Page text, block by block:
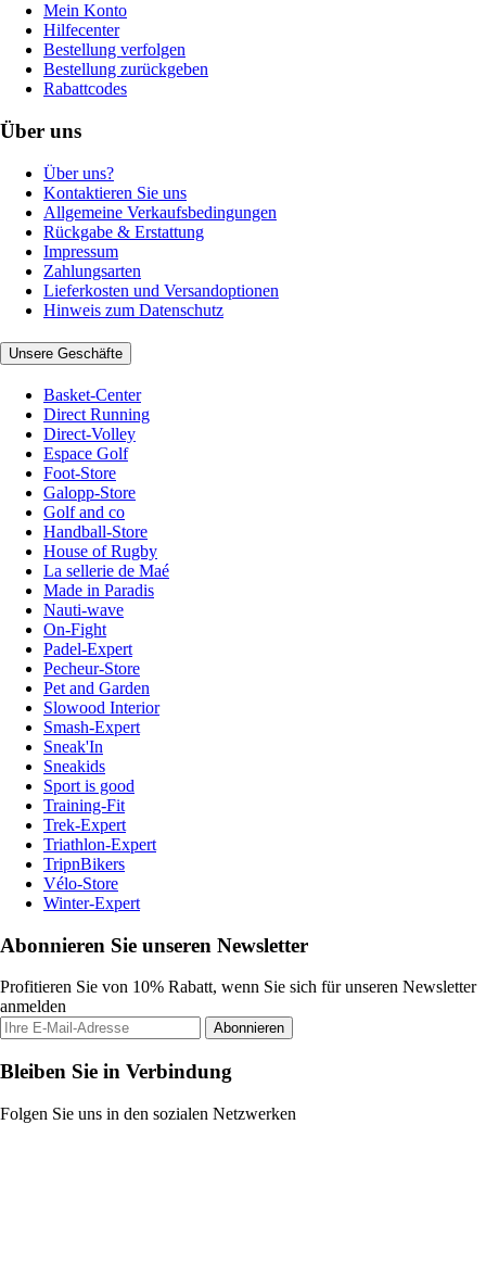
Mein Konto
Hilfecenter
Bestellung verfolgen
Bestellung zurückgeben
Rabattcodes
Über uns
Über uns?
Kontaktieren Sie uns
Allgemeine Verkaufsbedingungen
Rückgabe & Erstattung
Impressum
Zahlungsarten
Lieferkosten und Versandoptionen
Hinweis zum Datenschutz
Unsere Geschäfte
Basket-Center
Direct Running
Direct-Volley
Espace Golf
Foot-Store
Galopp-Store
Golf and co
Handball-Store
House of Rugby
La sellerie de Maé
Made in Paradis
Nauti-wave
On-Fight
Padel-Expert
Pecheur-Store
Pet and Garden
Slowood Interior
Smash-Expert
Sneak'In
Sneakids
Sport is good
Training-Fit
Trek-Expert
Triathlon-Expert
TripnBikers
Vélo-Store
Winter-Expert
Abonnieren Sie unseren Newsletter
Profitieren Sie von 10% Rabatt, wenn Sie sich für unseren Newsletter
anmelden
Abonnieren
Bleiben Sie in Verbindung
Folgen Sie uns in den sozialen Netzwerken